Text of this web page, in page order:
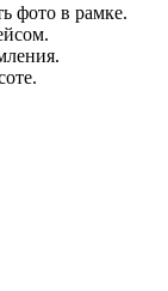
фото в рамке.